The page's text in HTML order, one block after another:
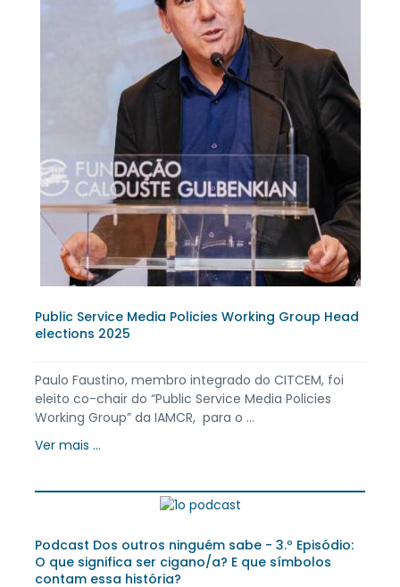
Public Service Media Policies Working Group Head
elections 2025
Paulo Faustino, membro integrado do CITCEM, foi
eleito co-chair do “Public Service Media Policies
Working Group” da IAMCR, para o ...
Ver mais ...
Podcast Dos outros ninguém sabe - 3.º Episódio:
O que significa ser cigano/a? E que símbolos
contam essa história?